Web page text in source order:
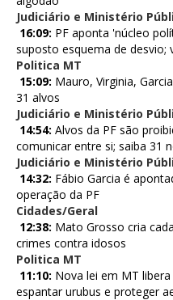
Judiciário e Ministério
16:09: PF aponta 'núcleo
suposto esquema de desvio;
Politica MT
15:09: Mauro, Virginia,
31 alvos
Judiciário e Ministério
14:54: Alvos da PF são
comunicar entre si; saiba 31
Judiciário e Ministério
14:32: Fábio Garcia é
operação da PF
Cidades/Geral
12:38: Mato Grosso cria
crimes contra idosos
Politica MT
11:10: Nova lei em MT
espantar urubus e proteger